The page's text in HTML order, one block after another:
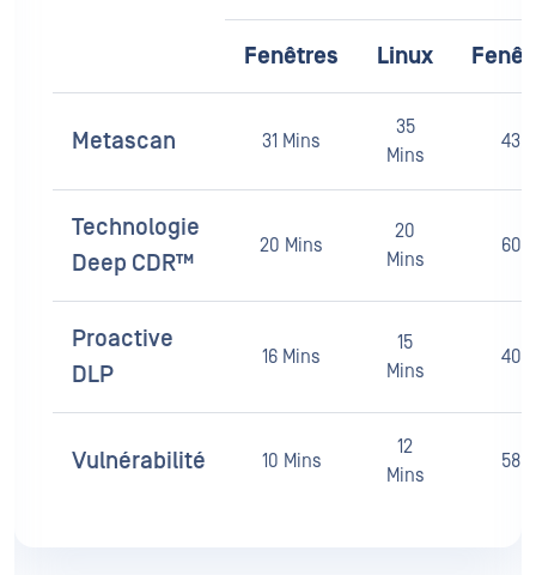
Fenêtres Linux
79% 20 ms
81% 18 ms 22 ms
Fenêtres Linux
Metascan 31 Mins
35
Mins
43%
Technologie
Deep CDR™
20 Mins
20
Mins
60%
Proactive
DLP
16 Mins
15
Mins
40%
Vulnérabilité 10 Mins
12
Mins
58%